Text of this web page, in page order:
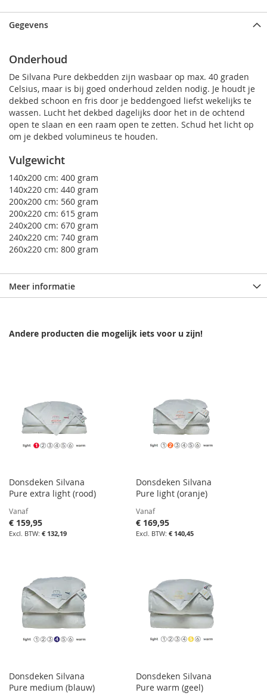
Gegevens
Onderhoud
De Silvana Pure dekbedden zijn wasbaar op max. 40 graden
Celsius, maar is bij goed onderhoud zelden nodig. Je houdt je
dekbed schoon en fris door je beddengoed liefst wekelijks te
wassen. Lucht het dekbed dagelijks door het in de ochtend
open te slaan en een raam open te zetten. Schud het licht op
om je dekbed volumineus te houden.
Vulgewicht
140x200 cm: 400 gram
140x220 cm: 440 gram
200x200 cm: 560 gram
200x220 cm: 615 gram
240x200 cm: 670 gram
240x220 cm: 740 gram
260x220 cm: 800 gram
Meer informatie
Andere producten die mogelijk iets voor u zijn!
Donsdeken Silvana
Pure extra light (rood)
Vanaf
€ 159,95
€ 132,19
Donsdeken Silvana
Pure light (oranje)
Vanaf
€ 169,95
€ 140,45
Donsdeken Silvana
Pure medium (blauw)
Donsdeken Silvana
Pure warm (geel)